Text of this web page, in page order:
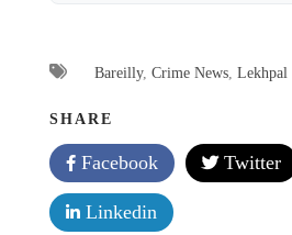
Bareilly, Crime News Lekhpal
SHARE
Facebook Twitter
Linkedin